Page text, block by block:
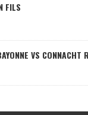
FILS
VS